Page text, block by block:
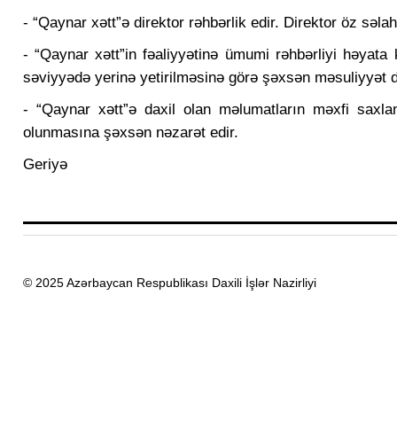
- “Qaynar xətt”ə direktor rəhbərlik edir. Direktor öz
- “Qaynar xətt”in fəaliyyətinə ümumi rəhbərliyi
səviyyədə yerinə yetirilməsinə görə şəxsən məsuliyyət
- “Qaynar xətt”ə daxil olan məlumatların məxfi
olunmasına şəxsən nəzarət edir.
Geriyə
© 2025 Azərbaycan Respublikası Daxili İşlər Nazirliyi